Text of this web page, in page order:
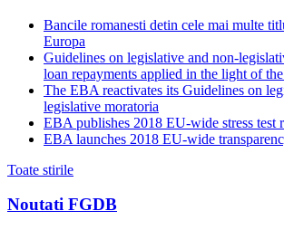
Bancile romanesti detin cele mai multe
Europa
Guidelines on legislative and non-
loan repayments applied in the light of
The EBA reactivates its Guidelines on
legislative moratoria
EBA publishes 2018 EU-wide stress test
EBA launches 2018 EU-wide
Toate stirile
Noutati FGDB